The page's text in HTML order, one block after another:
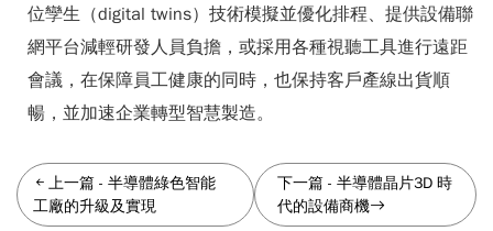
位孿生（digital twins）技術模擬並優化排程、提供設備聯
網平台減輕研發人員負擔，或採用各種視聽工具進行遠距
會議，在保障員工健康的同時，也保持客戶產線出貨順
暢，並加速企業轉型智慧製造。
上一篇 - 半導體綠色智能
工廠的升級及實現
下一篇- 半導體晶片3D 時
代的設備商機